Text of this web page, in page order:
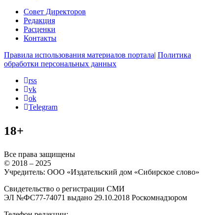
Совет Директоров
Редакция
Расценки
Контакты
Правила использования материалов портала| Политика
обработки персональных данных
rss
vk
ok
Telegram
18+
Все права защищены
© 2018 – 2025
Учредитель: ООО «Издательский дом «Сибирское слово»
Свидетельство о регистрации СМИ
ЭЛ №ФС77-74071 выдано 29.10.2018 Роскомнадзором